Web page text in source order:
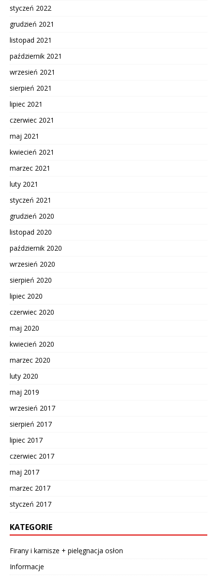
styczeń 2022
grudzień 2021
listopad 2021
październik 2021
wrzesień 2021
sierpień 2021
lipiec 2021
czerwiec 2021
maj 2021
kwiecień 2021
marzec 2021
luty 2021
styczeń 2021
grudzień 2020
listopad 2020
październik 2020
wrzesień 2020
sierpień 2020
lipiec 2020
czerwiec 2020
maj 2020
kwiecień 2020
marzec 2020
luty 2020
maj 2019
wrzesień 2017
sierpień 2017
lipiec 2017
czerwiec 2017
maj 2017
marzec 2017
styczeń 2017
KATEGORIE
Firany i karnisze + pielęgnacja osłon
Informacje